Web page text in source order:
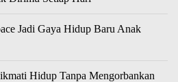
Jadi Gaya Hidup Baru Anak
Hidup Tanpa Mengorbankan